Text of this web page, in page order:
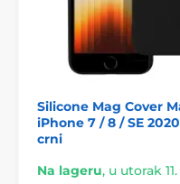
Silicone Mag Cover
iPhone 7 / 8 / SE
crni
Na lageru, u utorak